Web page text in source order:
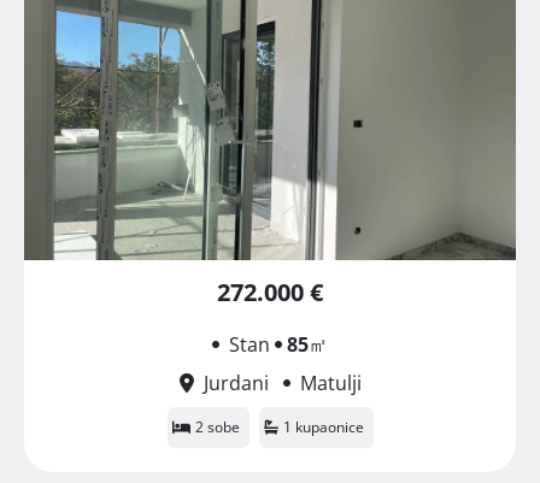
272.000 €
Stan 85㎡
Jurdani
Matulji
2 sobe 1 kupaonice